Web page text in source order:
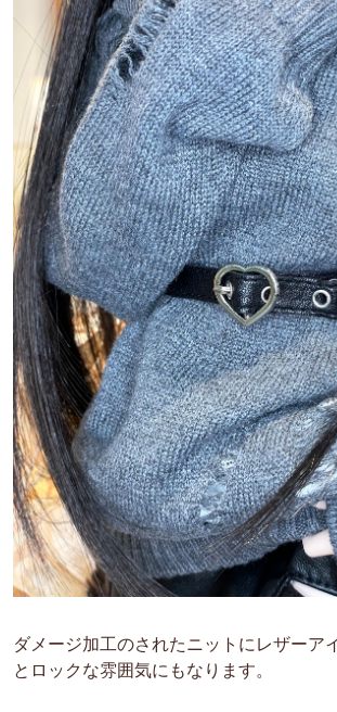
ダメージ加工のされたニットにレザーア
とロックな雰囲気にもなります。